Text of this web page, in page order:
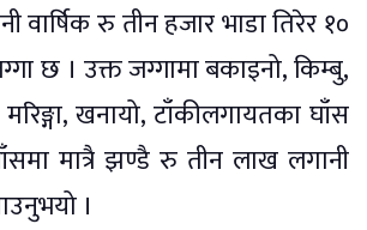
वार्षिक रु तीन हजार भाडा तिरेर १०
छ । उक्त जग्गामा बकाइनो, किम्बु,
खनायो, टाँकीलगायतका घाँस
मात्रै झण्डै रु तीन लाख लगानी
।